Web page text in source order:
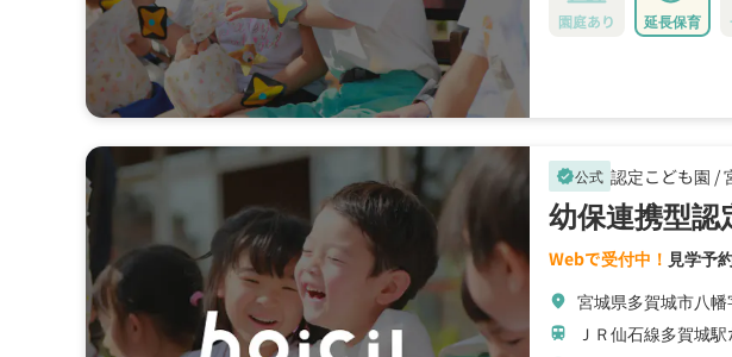
園庭あり 延長保育
verified公式 認定こども園 /
幼保連携型
Webで受付中！ 見学予
location_on 宮城県多賀城市八
train ＪＲ仙石線多賀城